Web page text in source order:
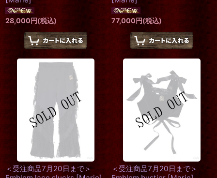
28,000円(税込) 77,000円(税込)
＜受注商品7月20日まで＞
＜受注商品7月20日まで＞